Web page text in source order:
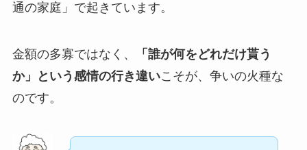
通の家庭」で起きています。
金額の多寡ではなく、
「誰が何をどれだけ貰う
か」という感情の行き違いこそが、争いの火種な
のです。